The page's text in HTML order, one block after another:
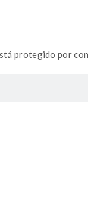
protegido por